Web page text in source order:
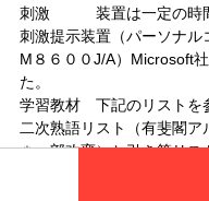
刺激 装置は一定の時間
刺激提示装置（パーソナル
M８６００J/A）Microsoft
た。
学習教材 下記のリストを
二次熟語リスト（有斐閣
＊一部改変）と引き算リス